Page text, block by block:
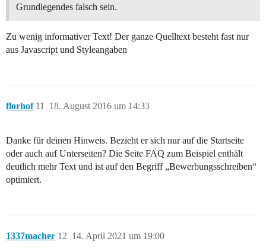
Grundlegendes falsch sein.
Zu wenig informativer Text! Der ganze Quelltext besteht fast nur
aus Javascript und Styleangaben
florhof 18. August 2016 um 14:33
11
Danke für deinen Hinweis. Bezieht er sich nur auf die Startseite
oder auch auf Unterseiten? Die Seite FAQ zum Beispiel enthält
deutlich mehr Text und ist auf den Begriff „Bewerbungsschreiben“
optimiert.
1337macher 14. April 2021 um 19:00
12